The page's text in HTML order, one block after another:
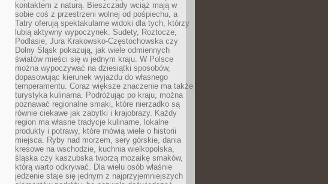
kontaktem z naturą. Bieszczady wciąż mają w
sobie coś z przestrzeni wolnej od pośpiechu, a
Tatry oferują spektakularne widoki dla tych, którzy
lubią aktywny wypoczynek. Sudety, Roztocze,
Podlasie, Jura Krakowsko-Częstochowska czy
Dolny Śląsk pokazują, jak wiele odmiennych
światów mieści się w jednym kraju. W Polsce
można wypoczywać na dziesiątki sposobów,
dopasowując kierunek wyjazdu do własnego
temperamentu. Coraz większe znaczenie ma także
turystyka kulinarna. Podróżując po kraju, można
poznawać regionalne smaki, które nierzadko są
równie ciekawe jak zabytki i krajobrazy. Każdy
region ma własne tradycje kulinarne, lokalne
produkty i potrawy, które mówią wiele o historii
miejsca. Ryby nad morzem, sery górskie, dania
kresowe na wschodzie, kuchnia wielkopolska,
śląska czy kaszubska tworzą mozaikę smaków,
którą warto odkrywać. Dla wielu osób właśnie
jedzenie staje się jednym z najprzyjemniejszych